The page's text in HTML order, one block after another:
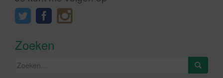
Zoeken
Zoeken